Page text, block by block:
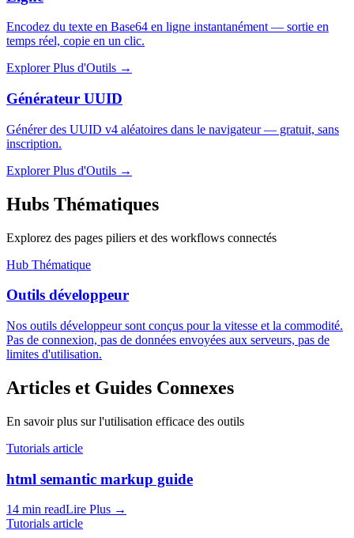
Encodez du texte en Base64 en ligne instantanément — sortie en
temps réel, copie en un clic.
Explorer Plus d'Outils →
Générateur UUID
Générer des UUID v4 aléatoires dans le navigateur — gratuit, sans
inscription.
Explorer Plus d'Outils →
Hubs Thématiques
Explorez des pages piliers et des workflows connectés
Hub Thématique
Outils développeur
Nos outils développeur sont conçus pour la vitesse et la commodité.
Pas de connexion, pas de données envoyées aux serveurs, pas de
limites d'utilisation.
Articles et Guides Connexes
En savoir plus sur l'utilisation efficace des outils
Tutorials article
html semantic markup guide
14 min readLire Plus →
Tutorials article